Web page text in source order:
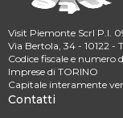
Visit Piemonte Scrl P.I.
Via Bertola, 34 - 10122 -
Codice fiscale e numero
Imprese di TORINO
Capitale interamente
Contatti